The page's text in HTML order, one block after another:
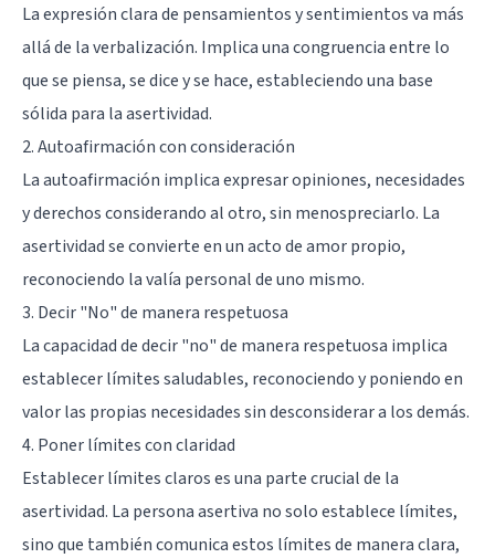
La expresión clara de pensamientos y sentimientos va más
allá de la verbalización. Implica una congruencia entre lo
que se piensa, se dice y se hace, estableciendo una base
sólida para la asertividad.
2. Autoafirmación con consideración
La autoafirmación implica expresar opiniones, necesidades
y derechos considerando al otro, sin menospreciarlo. La
asertividad se convierte en un acto de amor propio,
reconociendo la valía personal de uno mismo.
3. Decir "No" de manera respetuosa
La capacidad de decir "no" de manera respetuosa implica
establecer límites saludables, reconociendo y poniendo en
valor las propias necesidades sin desconsiderar a los demás.
4. Poner límites con claridad
Establecer límites claros es una parte crucial de la
asertividad. La persona asertiva no solo establece límites,
sino que también comunica estos límites de manera clara,